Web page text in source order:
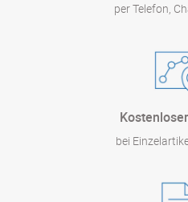
per Telefon,
bei